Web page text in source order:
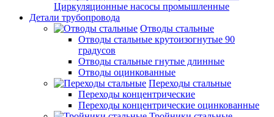
Циркуляционные насосы промышленные
Детали трубопровода
Отводы стальные
Отводы стальные крутоизогнутые 90
градусов
Отводы стальные гнутые длинные
Отводы оцинкованные
Переходы стальные
Переходы концентрические
Переходы концентрические оцинкованные